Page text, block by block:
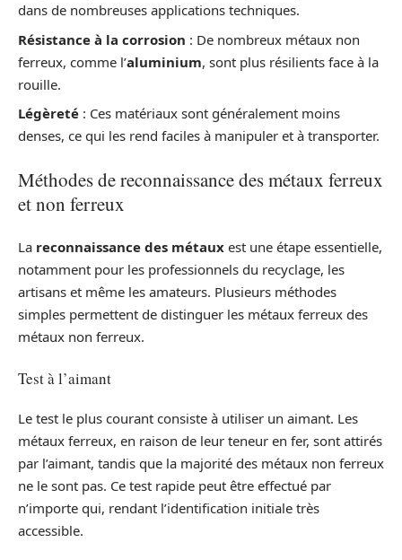
dans de nombreuses applications techniques.
Résistance à la corrosion : De nombreux métaux non
ferreux, comme l’aluminium, sont plus résilients face à la
rouille.
Légèreté : Ces matériaux sont généralement moins
denses, ce qui les rend faciles à manipuler et à transporter.
Méthodes de reconnaissance des métaux ferreux
et non ferreux
La reconnaissance des métaux est une étape essentielle,
notamment pour les professionnels du recyclage, les
artisans et même les amateurs. Plusieurs méthodes
simples permettent de distinguer les métaux ferreux des
métaux non ferreux.
Test à l’aimant
Le test le plus courant consiste à utiliser un aimant. Les
métaux ferreux, en raison de leur teneur en fer, sont attirés
par l’aimant, tandis que la majorité des métaux non ferreux
ne le sont pas. Ce test rapide peut être effectué par
n’importe qui, rendant l’identification initiale très
accessible.